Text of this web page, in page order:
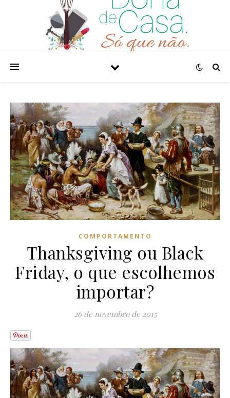
COMPORTAMENTO
Thanksgiving ou Black
Friday, o que escolhemos
importar?
26 de novembro de 2015